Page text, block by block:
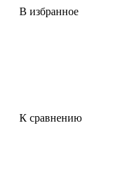
В избранное
К сравнению